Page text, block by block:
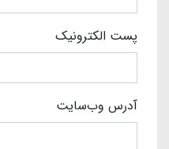
پست الکترونیک
آدرس وب‌سایت